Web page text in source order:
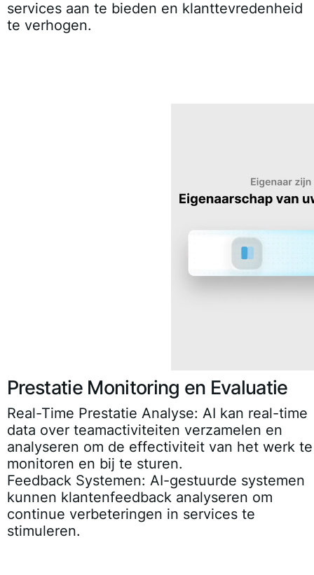
services aan te bieden en klanttevredenheid
te verhogen.
Prestatie Monitoring en Evaluatie
Real-Time Prestatie Analyse: AI kan real-time
data over teamactiviteiten verzamelen en
analyseren om de effectiviteit van het werk te
monitoren en bij te sturen.
Feedback Systemen: AI-gestuurde systemen
kunnen klantenfeedback analyseren om
continue verbeteringen in services te
stimuleren.